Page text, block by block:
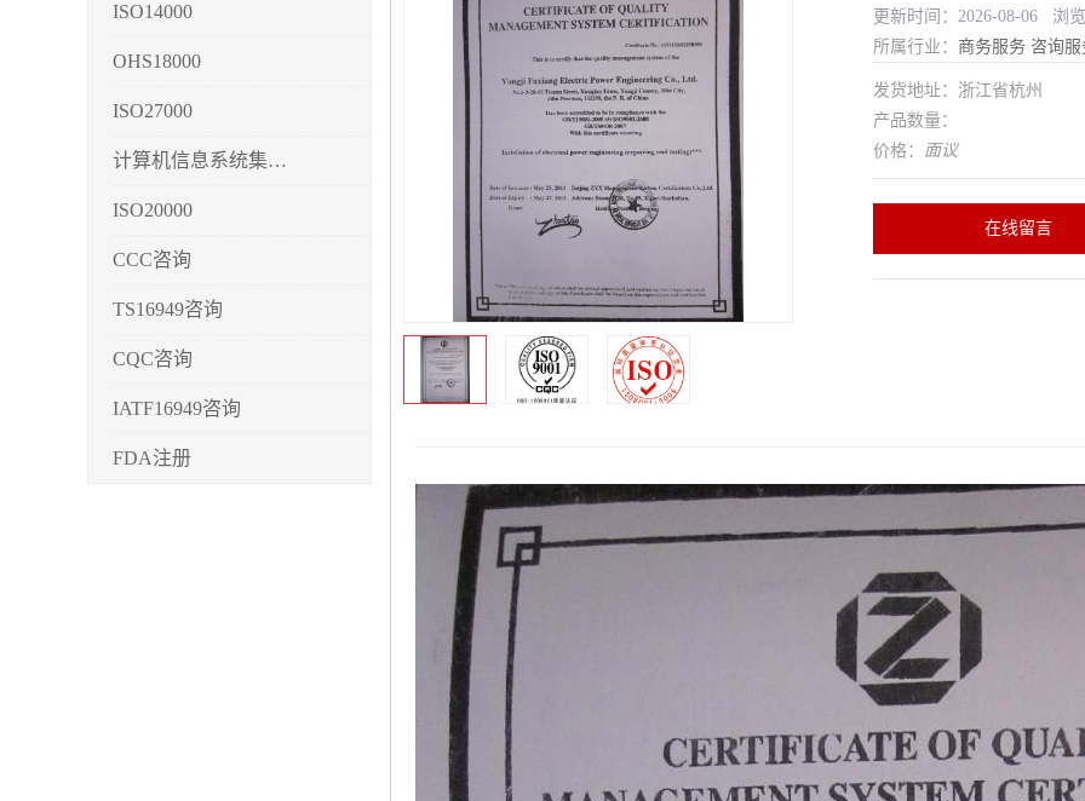
ISO14000
OHS18000
ISO27000
计算机信息系统集成3/4/5
ISO20000
CCC咨询
TS16949咨询
CQC咨询
IATF16949咨询
FDA注册
更新时间：2026-08-06 浏
所属行业： 商务服务 咨询服
发货地址：浙江省杭州
产品数量：
价格： 面议
在线留言